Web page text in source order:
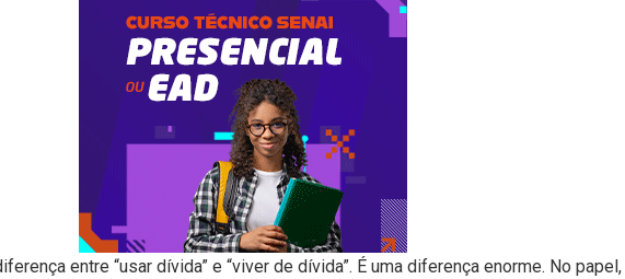
entre “usar dívida” e “viver de dívida”. É uma diferença enorme. No papel,